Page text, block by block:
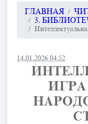
ГЛАВНАЯ
3.
14.01.2026 04:52